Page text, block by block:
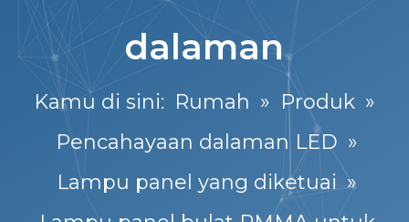
dalaman
Kamu di sini: Rumah » Produk »
Pencahayaan dalaman LED »
Lampu panel yang diketuai »